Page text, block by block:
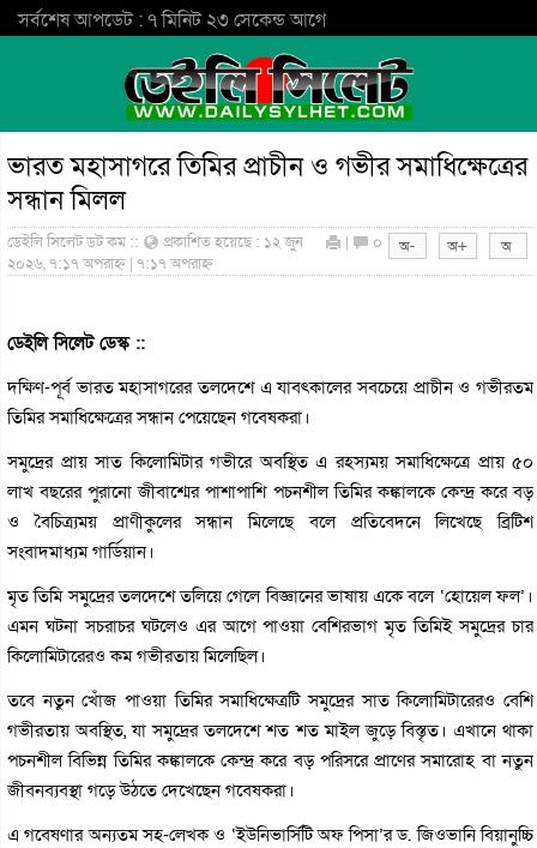
সর্বশেষ আপডেট : ৭ মিনিট ২৩ সেকেন্ড আগে
ভারত মহাসাগরে তিমির প্রাচীন ও গভীর সমাধিক্ষেত্রের
সন্ধান মিলল
ডেইলি সিলেট ডট কম ::
প্রকাশিত হয়েছে : ১২ জুন
২০২৬, ৭:১৭ অপরাহ্ন | ৭:১৭ অপরাহ্ন
| ০
ডেইলি সিলেট ডেস্ক ::
দক্ষিণ-পূর্ব ভারত মহাসাগরের তলদেশে এ যাবৎকালের সবচেয়ে প্রাচীন ও গভীরতম
তিমির সমাধিক্ষেত্রের সন্ধান পেয়েছেন গবেষকরা।
সমুদ্রের প্রায় সাত কিলোমিটার গভীরে অবস্থিত এ রহস্যময় সমাধিক্ষেত্রে প্রায় ৫০
লাখ বছরের পুরানো জীবাশ্মের পাশাপাশি পচনশীল তিমির কঙ্কালকে কেন্দ্র করে বড়
ও বৈচিত্র্যময় প্রাণীকুলের সন্ধান মিলেছে বলে প্রতিবেদনে লিখেছে ব্রিটিশ
সংবাদমাধ্যম গার্ডিয়ান।
মৃত তিমি সমুদ্রের তলদেশে তলিয়ে গেলে বিজ্ঞানের ভাষায় একে বলে ‘হোয়েল ফল’।
এমন ঘটনা সচরাচর ঘটলেও এর আগে পাওয়া বেশিরভাগ মৃত তিমিই সমুদ্রের চার
কিলোমিটারেরও কম গভীরতায় মিলেছিল।
তবে নতুন খোঁজ পাওয়া তিমির সমাধিক্ষেত্রটি সমুদ্রের সাত কিলোমিটারেরও বেশি
গভীরতায় অবস্থিত, যা সমুদ্রের তলদেশে শত শত মাইল জুড়ে বিস্তৃত। এখানে থাকা
পচনশীল বিভিন্ন তিমির কঙ্কালকে কেন্দ্র করে বড় পরিসরে প্রাণের সমারোহ বা নতুন
জীবনব্যবস্থা গড়ে উঠতে দেখেছেন গবেষকরা।
এ গবেষণার অন্যতম সহ-লেখক ও ‘ইউনিভার্সিটি অফ পিসা’র ড. জিওভানি বিয়ানুচ্চি